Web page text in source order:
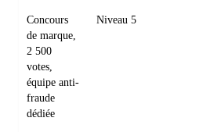
Concours
de marque,
2 500
votes,
équipe anti-
fraude
dédiée
Niveau 5